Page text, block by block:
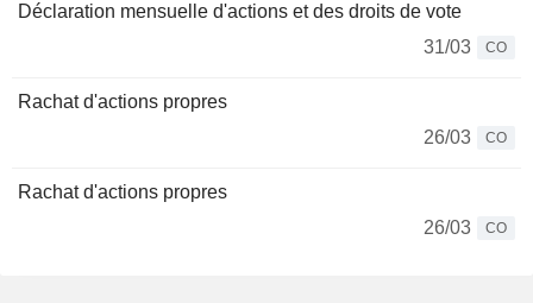
Déclaration mensuelle d'actions et des droits de vote
31/03
CO
Rachat d'actions propres
26/03
CO
Rachat d'actions propres
26/03
CO